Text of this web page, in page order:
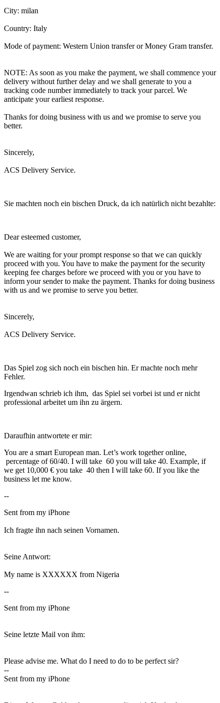
City: milan
Country: Italy
Mode of payment: Western Union transfer or Money Gram transfer.
NOTE: As soon as you make the payment, we shall commence your
delivery without further delay and we shall generate to you a
tracking code number immediately to track your parcel. We
anticipate your earliest response.
Thanks for doing business with us and we promise to serve you
better.
Sincerely,
ACS Delivery Service.
Sie machten noch ein bischen Druck, da ich natürlich nicht bezahlte:
Dear esteemed customer,
We are waiting for your prompt response so that we can quickly
proceed with you. You have to make the payment for the security
keeping fee charges before we proceed with you or you have to
inform your sender to make the payment. Thanks for doing business
with us and we promise to serve you better.
Sincerely,
ACS Delivery Service.
Das Spiel zog sich noch ein bischen hin. Er machte noch mehr
Fehler.
Irgendwan schrieb ich ihm, das Spiel sei vorbei ist und er nicht
professional arbeitet um ihn zu ärgern.
Daraufhin antwortete er mir:
You are a smart European man. Let’s work together online,
percentage of 60/40. I will take 60 you will take 40. Example, if
we get 10,000 € you take 40 then I will take 60. If you like the
business let me know.
--
Sent from my iPhone
Ich fragte ihn nach seinen Vornamen.
Seine Antwort:
My name is XXXXXX from Nigeria
--
Sent from my iPhone
Seine letzte Mail von ihm:
Please advise me. What do I need to do to be perfect sir?
--
Sent from my iPhone